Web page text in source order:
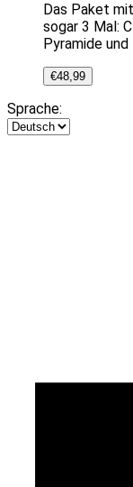
Das Paket
sogar 3 Mal:
Pyramide und
€48,99
Sprache: